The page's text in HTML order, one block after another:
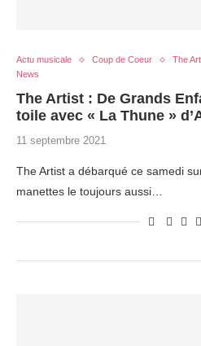
Actu musicale Coup de Coeur The
News
The Artist : De Grands
toile avec « La Thune »
11 septembre 2021
The Artist a débarqué ce samedi
manettes le toujours aussi…